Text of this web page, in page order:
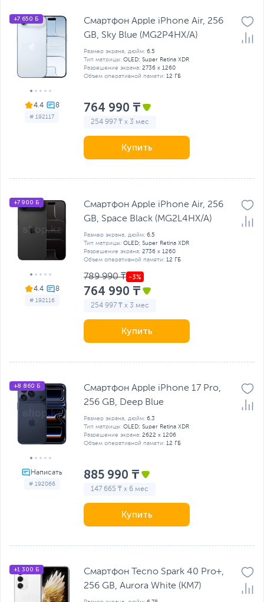
4.4
# 192117
+7 650 Б
Смартфон Apple iPhone Air, 256
GB, Sky Blue (MG2P4HX/A)
Размер экрана, дюйм: 6.5
Тип матрицы: OLED; Super Retina XDR
Разрешение экрана: 2736 x 1260
Объем оперативной памяти: 12 ГБ
764 990 ₸
254 997 ₸ x 3 мес
Купить
4.4
# 192116
+7 900 Б
Смартфон Apple iPhone Air, 256
GB, Space Black (MG2L4HX/A)
Размер экрана, дюйм: 6.5
Тип матрицы: OLED; Super Retina XDR
Разрешение экрана: 2736 x 1260
Объем оперативной памяти: 12 ГБ
789 990 ₸
764 990 ₸
254 997 ₸ x 3 мес
Купить
# 192066
+8 860 Б
Смартфон Apple iPhone 17 Pro,
256 GB, Deep Blue
Размер экрана, дюйм: 6.3
Тип матрицы: OLED; Super Retina XDR
Разрешение экрана: 2622 x 1206
Объем оперативной памяти: 12 ГБ
885 990 ₸
147 665 ₸ x 6 мес
Купить
+1 300 Б
Смартфон Tecno Spark 40 Pro+,
256 GB, Aurora White (KM7)